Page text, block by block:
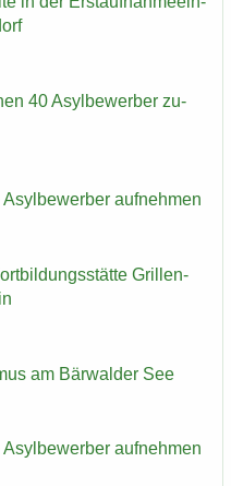
40 Asyl­be­wer­ber zu­
auf­neh­men
Gril­len­
am Bär­wal­der See
auf­neh­men